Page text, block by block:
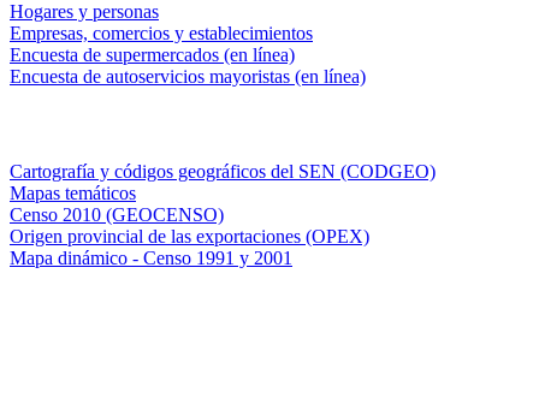
Hogares y personas
Empresas, comercios y establecimientos
Encuesta de supermercados (en línea)
Encuesta de autoservicios mayoristas (en línea)
Cartografía y códigos geográficos del SEN (CODGEO)
Mapas temáticos
Censo 2010 (GEOCENSO)
Origen provincial de las exportaciones (OPEX)
Mapa dinámico - Censo 1991 y 2001